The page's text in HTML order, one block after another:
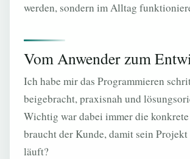
werden, sondern im Alltag
Vom Anwender zum
Ich habe mir das Programmieren
beigebracht, praxisnah und
Wichtig war dabei immer die konkrete
braucht der Kunde, damit sein
läuft?